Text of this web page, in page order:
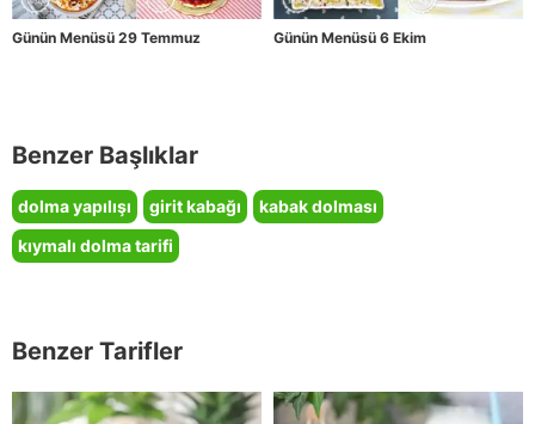
Günün Menüsü 29 Temmuz Günün Menüsü 6 Ekim
Benzer Başlıklar
dolma yapılışı girit kabağı
kabak dolması
kıymalı dolma tarifi
Benzer Tarifler